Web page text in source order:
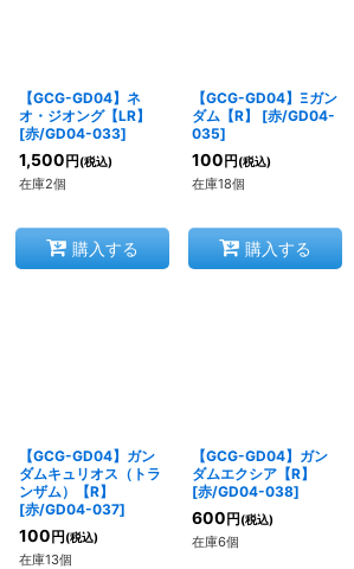
絞り込む
【GCG-GD04】ネ
オ・ジオング【LR】
[赤/GD04-033]
1,500 円 (税込)
在庫2個
購入する
【GCG-GD04】Ξガン
ダム【R】
[赤/GD04-
035]
100 円 (税込)
在庫18個
購入する
【GCG-GD04】ガン
ダムキュリオス（トラ
ンザム）【R】
[赤/GD04-037]
100 円 (税込)
在庫13個
【GCG-GD04】ガン
ダムエクシア【R】
[赤/GD04-038]
600 円 (税込)
在庫6個